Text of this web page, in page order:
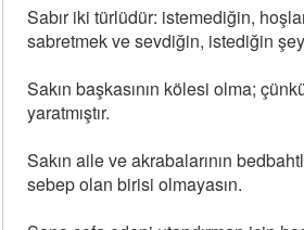
Sabır iki türlüdür: istemediğin,
sabretmek ve sevdiğin, istediğin
Sakın başkasının kölesi olma;
yaratmıştır.
Sakın aile ve akrabalarının
sebep olan birisi olmayasın.